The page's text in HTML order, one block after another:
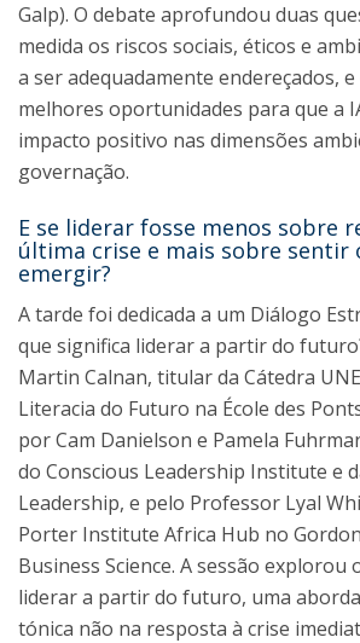
Galp). O debate aprofundou duas
medida os riscos sociais, éticos e
a ser adequadamente endereçados, e
melhores oportunidades para que a
impacto positivo nas dimensões
governação.
E se liderar fosse menos sobre
última crise e mais sobre sentir
emergir?
A tarde foi dedicada a um Diálogo
que significa liderar a partir do
Martin Calnan, titular da Cátedra
Literacia do Futuro na École des
por Cam Danielson e Pamela
do Conscious Leadership Institute e
Leadership, e pelo Professor Lyal
Porter Institute Africa Hub no
Business Science. A sessão explorou
liderar a partir do futuro, uma
tónica não na resposta à crise